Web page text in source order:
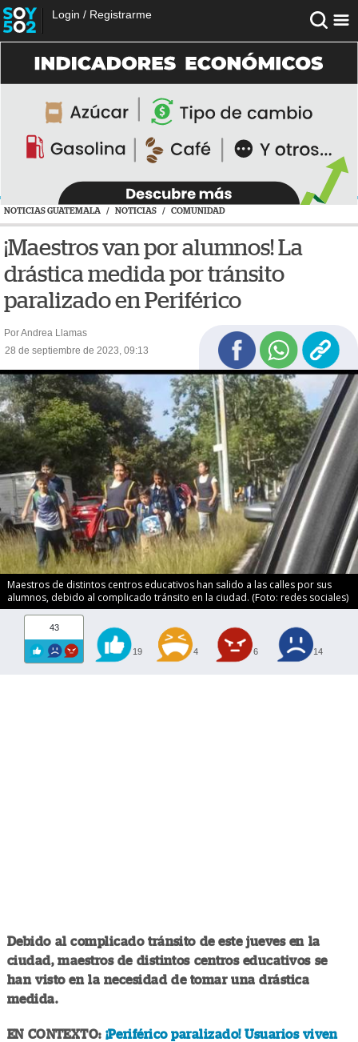
Login / Registrarme
NOTICIAS GUATEMALA / NOTICIAS / COMUNIDAD
¡Maestros van por alumnos! La
drástica medida por tránsito
paralizado en Periférico
Por Andrea Llamas
28 de septiembre de 2023, 09:13
Maestros de distintos centros educativos han salido a las calles por sus
alumnos, debido al complicado tránsito en la ciudad. (Foto: redes sociales)
43
19 4 6 14
Debido al complicado tránsito de este jueves en la
ciudad, maestros de distintos centros educativos se
han visto en la necesidad de tomar una drástica
medida.
EN CONTEXTO: ¡Periférico paralizado! Usuarios viven